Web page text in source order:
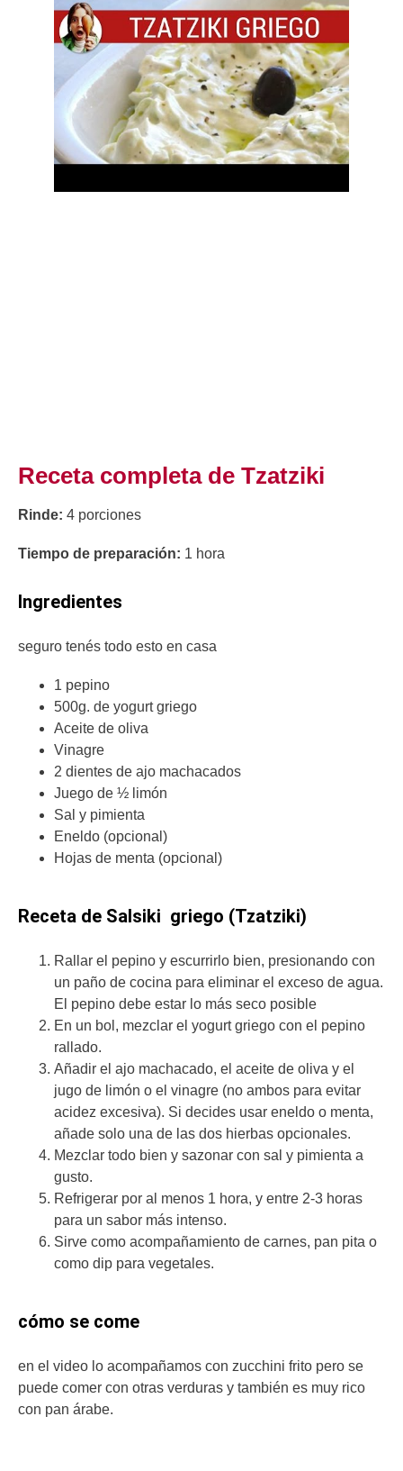
Receta completa de Tzatziki
Rinde: 4 porciones
Tiempo de preparación: 1 hora
Ingredientes
seguro tenés todo esto en casa
1 pepino
500g. de yogurt griego
Aceite de oliva
Vinagre
2 dientes de ajo machacados
Juego de ½ limón
Sal y pimienta
Eneldo (opcional)
Hojas de menta (opcional)
Receta de Salsiki griego (Tzatziki)
Rallar el pepino y escurrirlo bien, presionando con
un paño de cocina para eliminar el exceso de agua.
El pepino debe estar lo más seco posible
En un bol, mezclar el yogurt griego con el pepino
rallado.
Añadir el ajo machacado, el aceite de oliva y el
jugo de limón o el vinagre (no ambos para evitar
acidez excesiva). Si decides usar eneldo o menta,
añade solo una de las dos hierbas opcionales.
Mezclar todo bien y sazonar con sal y pimienta a
gusto.
Refrigerar por al menos 1 hora, y entre 2-3 horas
para un sabor más intenso.
Sirve como acompañamiento de carnes, pan pita o
como dip para vegetales.
cómo se come
en el video lo acompañamos con zucchini frito pero se
puede comer con otras verduras y también es muy rico
con pan árabe.